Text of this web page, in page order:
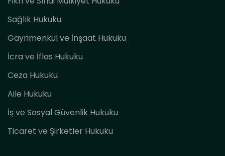
Sağlık Hukuku
Gayrimenkul ve İnşaat Hukuku
İcra ve İflas Hukuku
Ceza Hukuku
Aile Hukuku
İş ve Sosyal Güvenlik Hukuku
Ticaret ve Şirketler Hukuku